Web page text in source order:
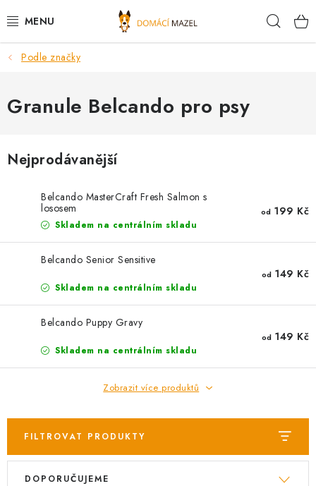
na
DOPORUČUJEME
VÝPRODEJ SKLADU
KOČKY
PRO CHOVATELE
NOVINKY
OSTATNÍ
DOPRAVA PO OSTRAVĚ, HLUČÍNĚ A OKOLÍ
Podle značky
Granule Belcando pro psy
Nejprodávanější
Belcando MasterCraft Fresh Salmon s
lososem
Skladem na centrálním skladu
od 199 Kč
Belcando Senior Sensitive
Skladem na centrálním skladu
od 149 Kč
Belcando Puppy Gravy
Skladem na centrálním skladu
od 149 Kč
Zobrazit více produktů
FILTROVAT PRODUKTY
V
Ř
DOPORUČUJEME